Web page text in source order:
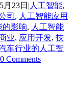
月23日 | 人工智能,
司 , 人工智能应用
的影响, 人工智能
业, 应用开发, 技
车行业的人工智
0 Comments